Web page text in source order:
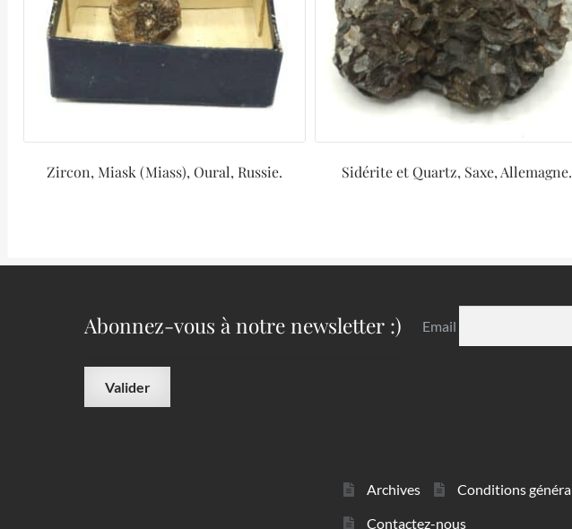
Zircon, Miask (Miass), Oural, Russie. Sidérite et Quartz, Saxe, Allemagne.
Abonnez-vous à notre newsletter :) Email
Archives Conditions
Contactez-nous